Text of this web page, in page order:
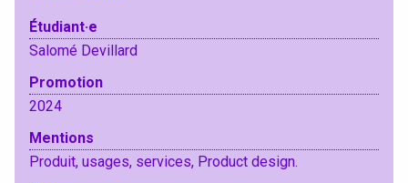
Étudiant·e
Salomé Devillard
Promotion
2024
Mentions
Produit, usages, services, Product design.